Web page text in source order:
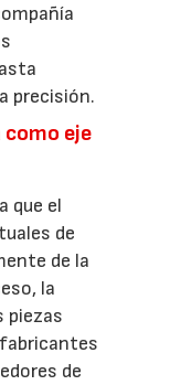
precisión.
eje
que el
de
de la
la
piezas
de